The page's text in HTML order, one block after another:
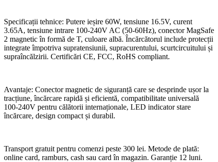
Specificații tehnice: Putere ieșire 60W, tensiune 16.5V, curent
3.65A, tensiune intrare 100-240V AC (50-60Hz), conector MagSafe
2 magnetic în formă de T, culoare albă. Încărcătorul include protecții
integrate împotriva supratensiunii, supracurentului, scurtcircuitului și
supraîncălzirii. Certificări CE, FCC, RoHS compliant.
Avantaje: Conector magnetic de siguranță care se desprinde ușor la
tracțiune, încărcare rapidă și eficientă, compatibilitate universală
100-240V pentru călătorii internaționale, LED indicator stare
încărcare, design compact și durabil.
Transport gratuit pentru comenzi peste 300 lei. Metode de plată:
online card, ramburs, cash sau card în magazin. Garanție 12 luni.